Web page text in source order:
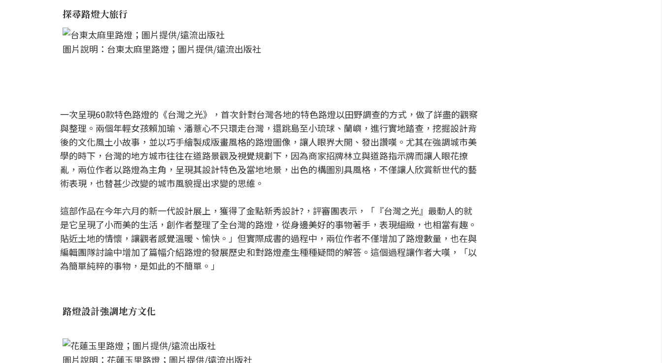
探尋路燈大旅行
圖片說明：台東太麻里路燈；圖片提供/遠流出版社
一次呈現60款特色路燈的《台灣之光》，首次針對台灣各地的特色路燈以田野調查的方式，做了詳盡的觀察
與整理。兩個年輕女孩賴加瑜、潘薏心不只環走台灣，還跳島至小琉球、蘭嶼，進行實地踏查，挖掘設計背
後的文化風土小故事，並以巧手繪製成版畫風格的路燈圖像，讓人眼界大開、發出讚嘆。尤其在強調城市美
學的時下，台灣的地方城市往往在道路景觀及視覺規劃下，因為商家招牌林立與道路指示牌而讓人眼花撩
亂，兩位作者以路燈為主角，呈現其設計特色及當地地景，出色的構圖別具風格，不僅讓人欣賞新世代的藝
術表現，也替甚少改變的城市風貌提出求變的思維。
這部作品在今年六月的新一代設計展上，獲得了金點新秀設計?，評審團表示，「『台灣之光』最動人的就
是它呈現了小而美的生活，創作者整理了全台灣的路燈，從身邊美好的事物著手，表現細緻，也相當有趣。
貼近土地的情懷，讓觀者感覺溫暖、愉快。」但實際成書的過程中，兩位作者不僅增加了路燈數量，也在與
編輯團隊討論中增加了篇幅介紹路燈的發展歷史和對路燈產生種種疑問的解答。這個過程讓作者大嘆，「以
為簡單純粹的事物，是如此的不簡單。」
路燈設計強調地方文化
圖片說明：花蓮玉里路燈；圖片提供/遠流出版社